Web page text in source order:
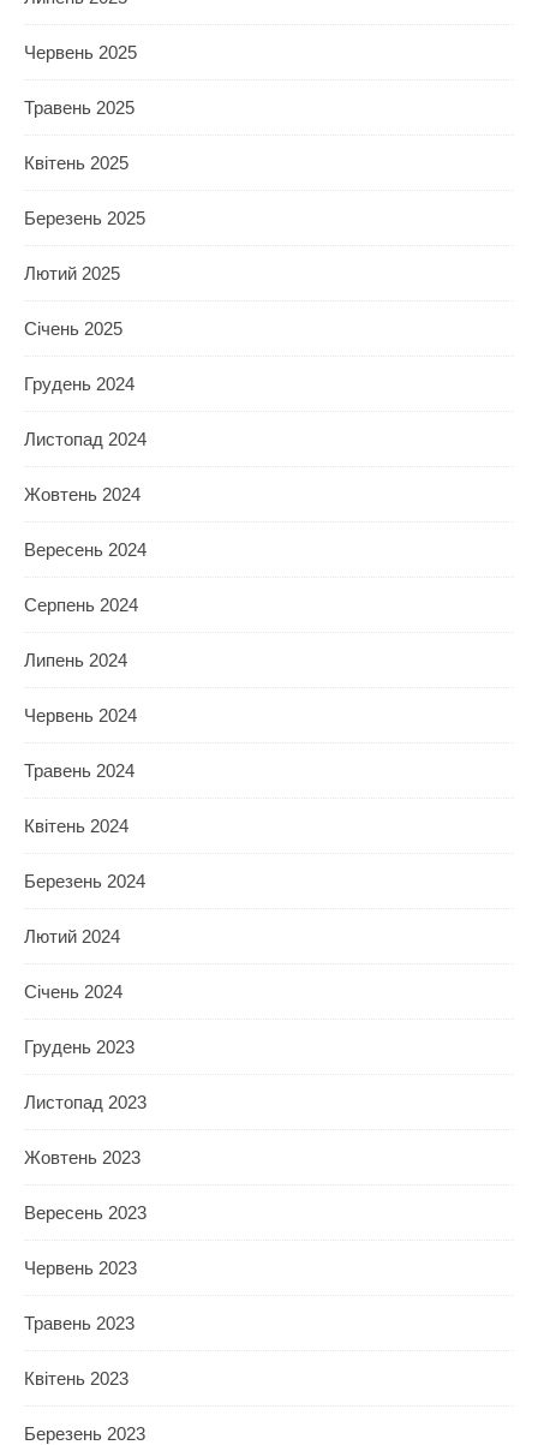
Червень 2025
Травень 2025
Квітень 2025
Березень 2025
Лютий 2025
Січень 2025
Грудень 2024
Листопад 2024
Жовтень 2024
Вересень 2024
Серпень 2024
Липень 2024
Червень 2024
Травень 2024
Квітень 2024
Березень 2024
Лютий 2024
Січень 2024
Грудень 2023
Листопад 2023
Жовтень 2023
Вересень 2023
Червень 2023
Травень 2023
Квітень 2023
Березень 2023